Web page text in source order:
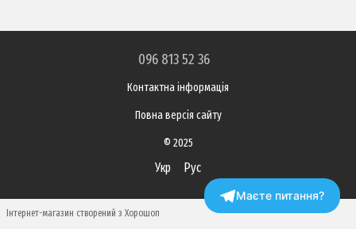
096 813 52 36
Контактна інформація
Повна версія сайту
© 2025
Укр Рус
Інтернет-магазин створений з Хорошоп
Маєте питання?